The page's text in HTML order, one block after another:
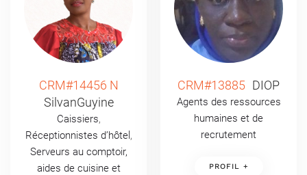
CRM#14456 N
SilvanGuyine
Caissiers,
Réceptionnistes d’hôtel ,
Serveurs au comptoir,
aides de cuisine et
CRM#13885 DIOP
Agents des ressources
humaines et de
recrutement
PROFIL +